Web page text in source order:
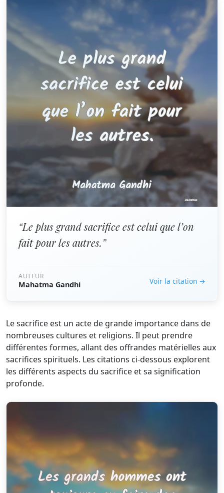
“Le plus grand sacrifice est celui que l’on
fait pour les autres.”
AUTEUR
Mahatma Gandhi Voir la citation →
Le sacrifice est un acte de grande importance dans de
nombreuses cultures et religions. Il peut prendre
différentes formes, allant des offrandes matérielles aux
sacrifices spirituels. Les citations ci-dessous explorent
les différents aspects du sacrifice et sa signification
profonde.